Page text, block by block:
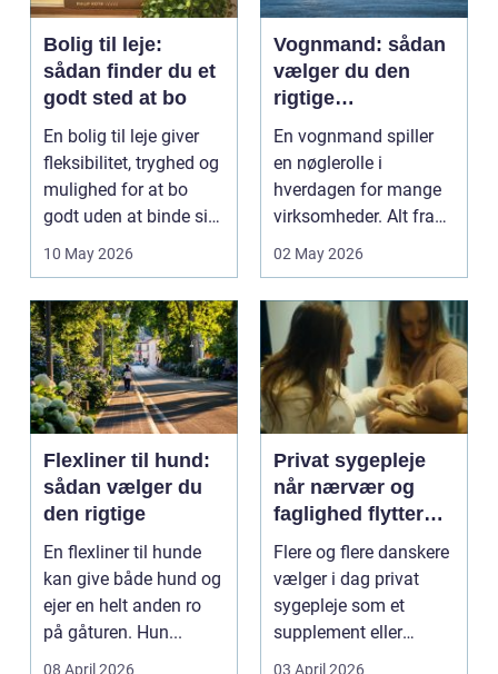
Bolig til leje:
sådan finder du et
godt sted at bo
En bolig til leje giver
fleksibilitet, tryghed og
mulighed for at bo
godt uden at binde sig
ø...
10 May 2026
Vognmand: sådan
vælger du den
rigtige
samarbejdspartner
En vognmand spiller
en nøglerolle i
hverdagen for mange
virksomheder. Alt fra
byggematerialer...
02 May 2026
Flexliner til hund:
sådan vælger du
den rigtige
En flexliner til hunde
kan give både hund og
ejer en helt anden ro
på gåturen. Hun...
08 April 2026
Privat sygepleje
når nærvær og
faglighed flytter
hjem i stuen
Flere og flere danskere
vælger i dag privat
sygepleje som et
supplement eller
alternativ til det off...
03 April 2026